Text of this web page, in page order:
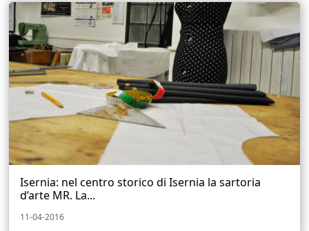
Isernia: nel centro storico di Isernia la sartoria
d’arte MR. La...
11-04-2016